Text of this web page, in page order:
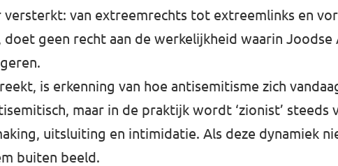
van extreemrechts tot extreemlinks en
geen recht aan de werkelijkheid waarin
is erkenning van hoe antisemitisme zich
maar in de praktijk wordt ‘zionist’
uitsluiting en intimidatie. Als deze dynamiek
buiten beeld.